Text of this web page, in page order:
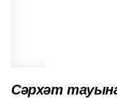
Сәрхәт